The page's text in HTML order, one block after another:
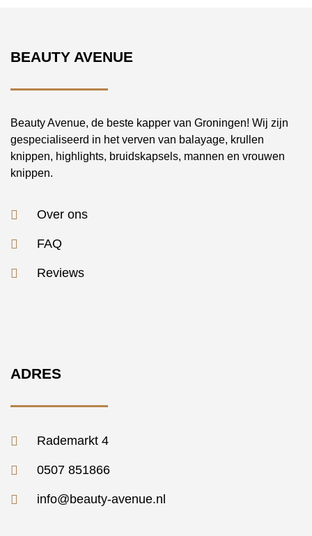
BEAUTY AVENUE
Beauty Avenue, de beste kapper van Groningen! Wij zijn
gespecialiseerd in het verven van balayage, krullen
knippen, highlights, bruidskapsels, mannen en vrouwen
knippen.
Over ons
FAQ
Reviews
ADRES
Rademarkt 4
0507 851866
info@beauty-avenue.nl